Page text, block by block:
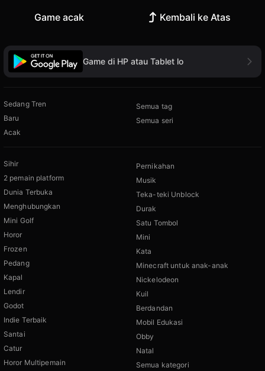
Game acak Kembali ke Atas
Game di HP atau Tablet lo
Sedang Tren
Baru
Acak
Semua tag
Semua seri
Sihir
2 pemain platform
Dunia Terbuka
Menghubungkan
Mini Golf
Horor
Frozen
Pedang
Kapal
Lendir
Godot
Indie Terbaik
Santai
Catur
Horor Multipemain
Pernikahan
Musik
Teka-teki Unblock
Durak
Satu Tombol
Mini
Kata
Minecraft untuk anak-anak
Nickelodeon
Kuil
Berdandan
Mobil Edukasi
Obby
Natal
Semua kategori